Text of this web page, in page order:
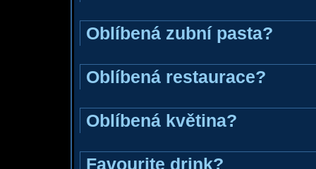
Oblíbená zubní pasta?
Oblíbená restaurace?
Oblíbená květina?
Favourite drink?